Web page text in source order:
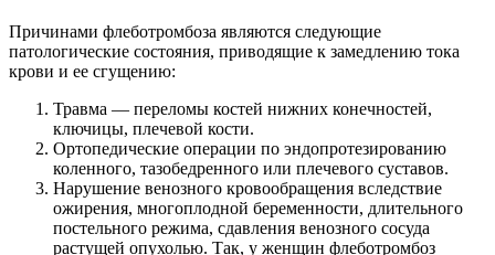
Причинами флеботромбоза являются следующие
патологические состояния, приводящие к замедлению тока
крови и ее сгущению:
Травма — переломы костей нижних конечностей,
ключицы, плечевой кости.
Ортопедические операции по эндопротезированию
коленного, тазобедренного или плечевого суставов.
Нарушение венозного кровообращения вследствие
ожирения, многоплодной беременности, длительного
постельного режима, сдавления венозного сосуда
растущей опухолью. Так, у женщин флеботромбоз